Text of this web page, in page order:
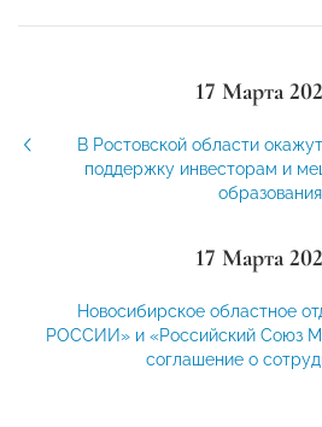
17 Марта
В Ростовской области
поддержку инвесторам и
образования
17 Марта
Новосибирское областное
РОССИИ» и «Российский Союз
соглашение о